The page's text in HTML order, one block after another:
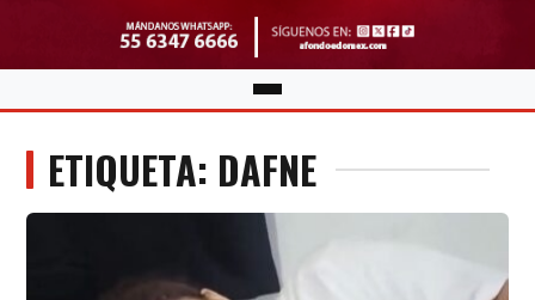
ETIQUETA: DAFNE